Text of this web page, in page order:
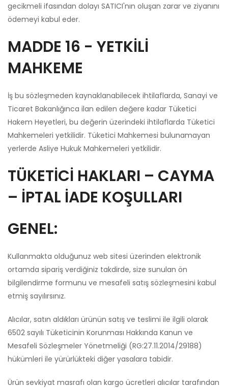
gecikmeli ifasından dolayı SATICI'nın oluşan zarar ve ziyanını
ödemeyi kabul eder.
MADDE 16 - YETKİLİ
MAHKEME
İş bu sözleşmeden kaynaklanabilecek ihtilaflarda, Sanayi ve
Ticaret Bakanlığınca ilan edilen değere kadar Tüketici
Hakem Heyetleri, bu değerin üzerindeki ihtilaflarda Tüketici
Mahkemeleri yetkilidir. Tüketici Mahkemesi bulunamayan
yerlerde Asliye Hukuk Mahkemeleri yetkilidir.
TÜKETİCİ HAKLARI – CAYMA
– İPTAL İADE KOŞULLARI
GENEL:
Kullanmakta olduğunuz web sitesi üzerinden elektronik
ortamda sipariş verdiğiniz takdirde, size sunulan ön
bilgilendirme formunu ve mesafeli satış sözleşmesini kabul
etmiş sayılırsınız.
Alıcılar, satın aldıkları ürünün satış ve teslimi ile ilgili olarak
6502 sayılı Tüketicinin Korunması Hakkında Kanun ve
Mesafeli Sözleşmeler Yönetmeliği (RG:27.11.2014/29188)
hükümleri ile yürürlükteki diğer yasalara tabidir.
Ürün sevkiyat masrafı olan kargo ücretleri alıcılar tarafından